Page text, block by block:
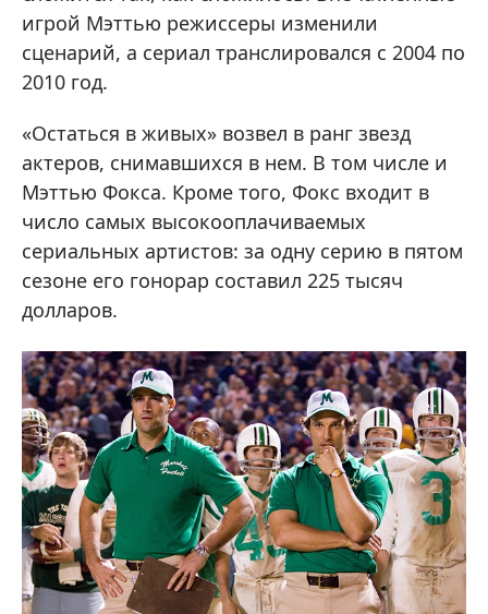
игрой Мэттью режиссеры изменили
сценарий, а сериал транслировался с 2004 по
2010 год.
«Остаться в живых» возвел в ранг звезд
актеров, снимавшихся в нем. В том числе и
Мэттью Фокса. Кроме того, Фокс входит в
число самых высокооплачиваемых
сериальных артистов: за одну серию в пятом
сезоне его гонорар составил 225 тысяч
долларов.